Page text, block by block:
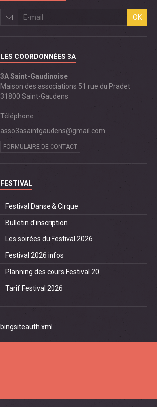
OK
LES COORDONNÉES 3A
3A Saint-Gaudinoise
Maison des associations 51 rue du Pradet
31800 Saint-Gaudens
Téléphone :
asso3asaintgaudens@gmail.com
FORMULAIRE DE CONTACT
FESTIVAL
Festival Danse & Cirque
Bulletin d'inscription
Les soirées du Festival 2026
Festival 2026 infos
Planning des cours Festival 20
Tarif Festival 2026
bingsiteauth.xml